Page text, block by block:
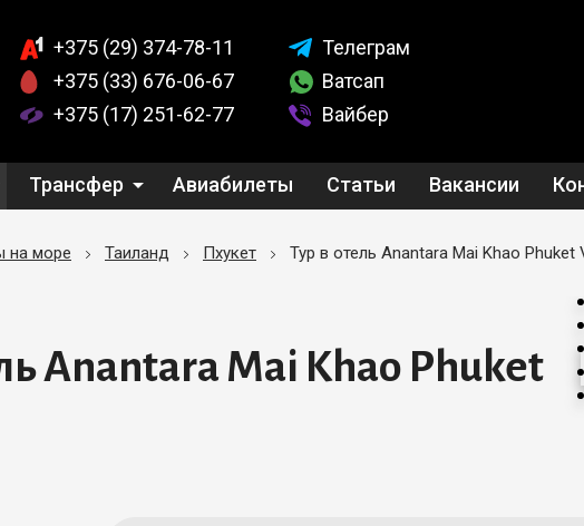
+375 (29) 374-78-11
+375 (33) 676-06-67
+375 (17) 251-62-77
Телеграм
Ватсап
Вайбер
Трансфер Авиабилеты Статьи Вакансии
на море Таиланд Пхукет Тур в отель Anantara Mai Khao Phuket
Anantara Mai Khao Phuket